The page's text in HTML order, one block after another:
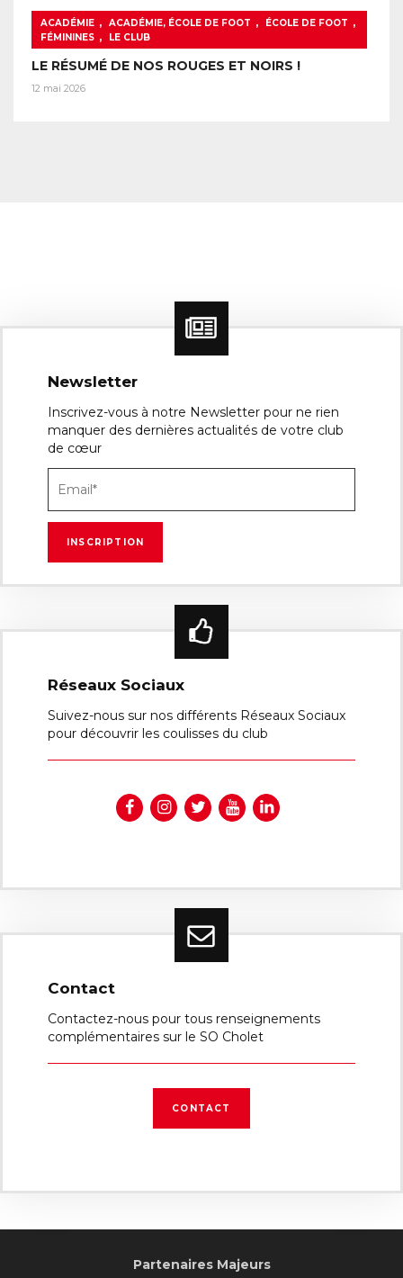
ACADÉMIE , ACADÉMIE, ÉCOLE DE FOOT , ÉCOLE DE FOOT ,
FÉMININES , LE CLUB
LE RÉSUMÉ DE NOS ROUGES ET NOIRS !
12 mai 2026
Newsletter
Inscrivez-vous à notre Newsletter pour ne rien
manquer des dernières actualités de votre club
de cœur
Réseaux Sociaux
Suivez-nous sur nos différents Réseaux Sociaux
pour découvrir les coulisses du club
Contact
Contactez-nous pour tous renseignements
complémentaires sur le SO Cholet
CONTACT
Partenaires Majeurs